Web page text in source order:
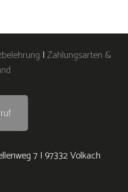
|Zahlungsarten &
7 | 97332 Volkach